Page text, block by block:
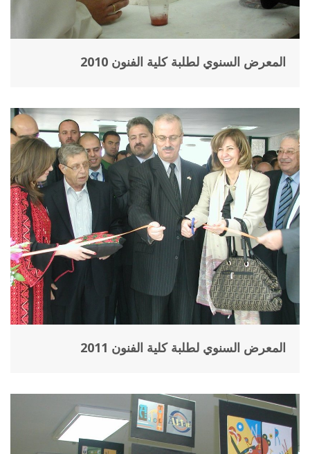
المعرض السنوي لطلبة كلية الفنون 2010
المعرض السنوي لطلبة كلية الفنون 2011